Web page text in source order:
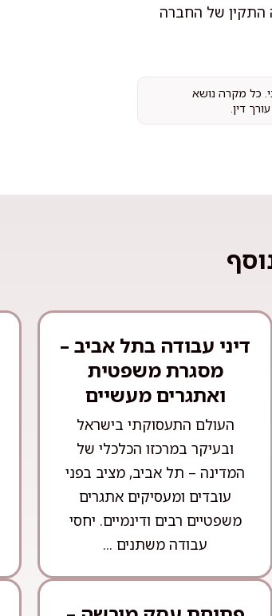
של החברה
כל מקרה נושא
דין.
דיני עבודה בתל אביב –
מסגרת משפטית
ואתגרים מעשיים
העולם התעסוקתי בישראל
ובעיקר במרכזו הכלכלי של
המדינה – תל אביב, מציב בפני
עובדים ומעסיקים אתגרים
משפטיים רבים ודינמיים. יחסי
עבודה משתנים ...